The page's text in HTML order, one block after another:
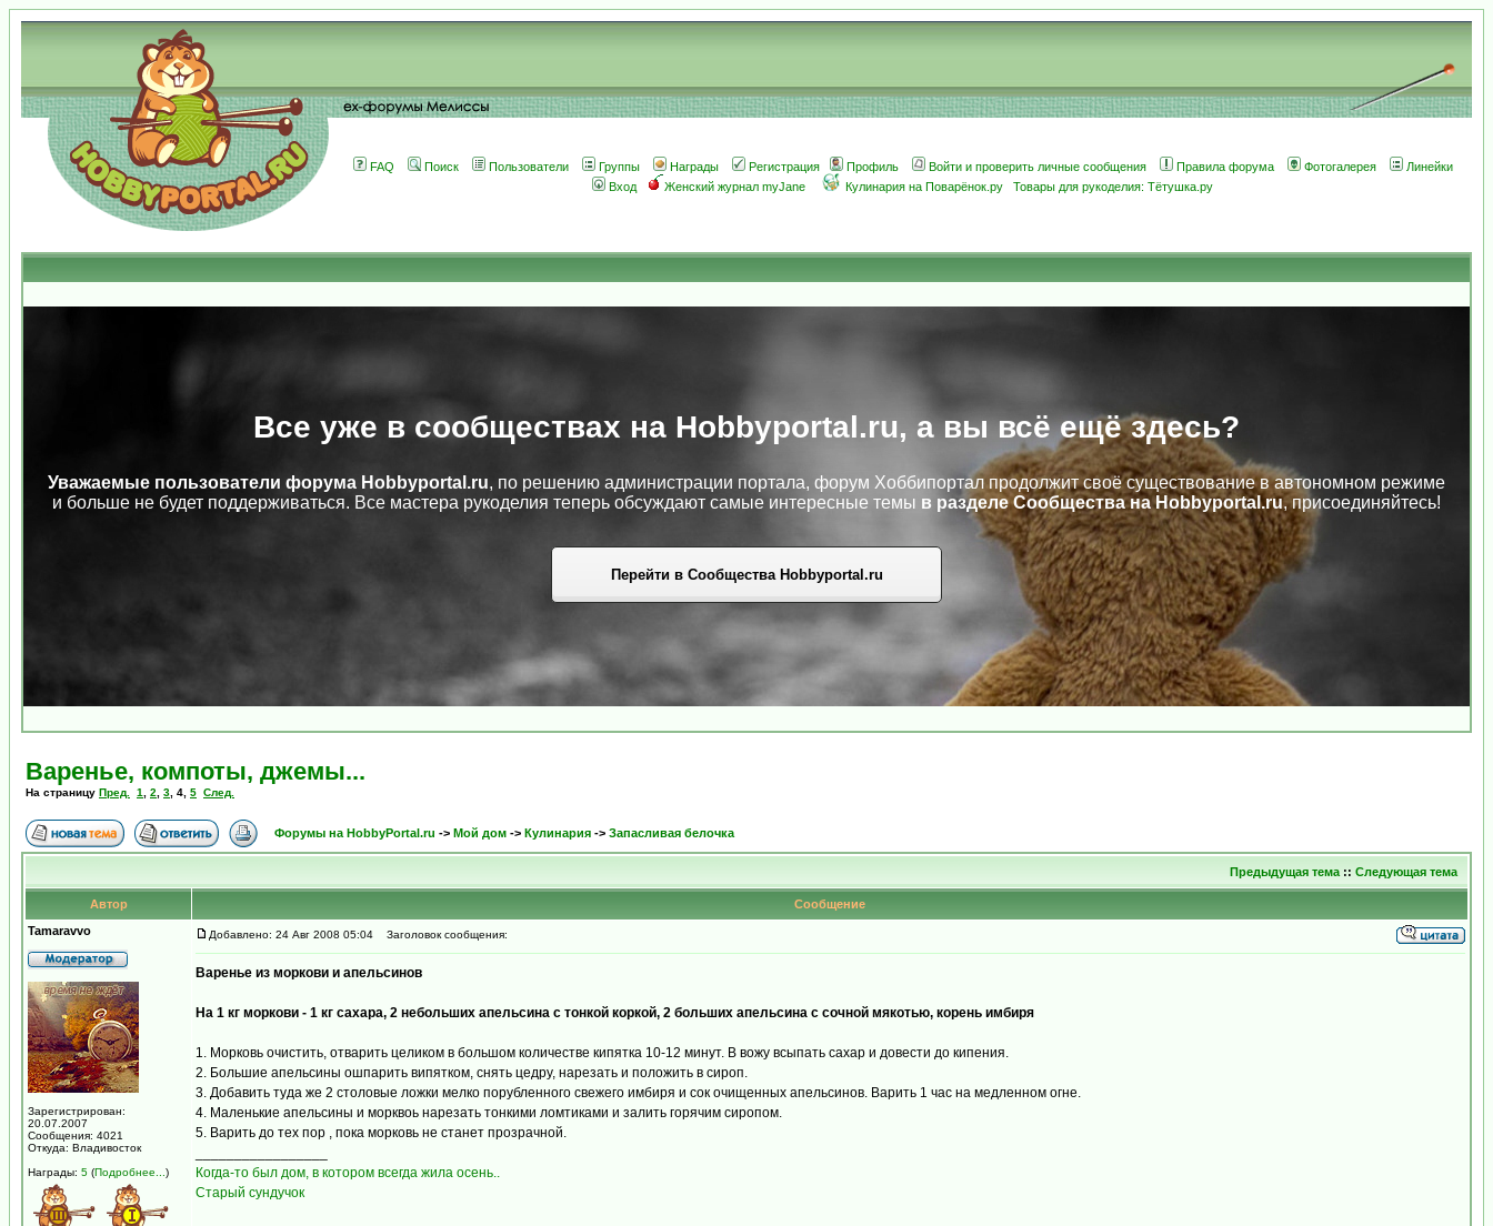
FAQ Поиск Пользователи Группы Награды Регистрация Профиль Войти и проверить личные сообщения Правила форума Фотогалерея
Линейки
Вход
Женский журнал myJane Кулинария на Поварёнок.ру Товары для рукоделия: Тётушка.ру
Все уже в сообществах на Hobbyportal.ru, а вы всё ещё здесь?
Уважаемые пользователи форума Hobbyportal.ru, по решению администрации портала, форум Хоббипортал продолжит своё существование в автономном режиме
и больше не будет поддерживаться. Все мастера рукоделия теперь обсуждают самые интересные темы в разделе Сообщества на Hobbyportal.ru, присоединяйтесь!
Перейти в Сообщества Hobbyportal.ru
Варенье, компоты, джемы...
На страницу Пред. 1 2 3 4 5 След.
Форумы на HobbyPortal.ru -> Мой дом -> Кулинария -> Запасливая белочка
Предыдущая тема :: Следующая тема
Автор
Сообщение
Tamaravvo
Зарегистрирован:
20.07.2007
Сообщения: 4021
Откуда: Владивосток
Награды: 5 (Подробнее... )
Добавлено: 24 Авг 2008 05:04 Заголовок сообщения:
Варенье из моркови и апельсинов
На 1 кг моркови - 1 кг сахара, 2 небольших апельсина с тонкой коркой, 2 больших апельсина с сочной мякотью, корень имбиря
1. Морковь очистить, отварить целиком в большом количестве кипятка 10-12 минут. В вожу всыпать сахар и довести до кипения.
2. Большие апельсины ошпарить випятком, снять цедру, нарезать и положить в сироп.
3. Добавить туда же 2 столовые ложки мелко порубленного свежего имбиря и сок очищенных апельсинов. Варить 1 час на медленном огне.
4. Маленькие апельсины и морквоь нарезать тонкими ломтиками и залить горячим сиропом.
5. Варить до тех пор , пока морковь не станет прозрачной.
Когда-то был дом, в котором всегда жила осень..
Старый сундучок